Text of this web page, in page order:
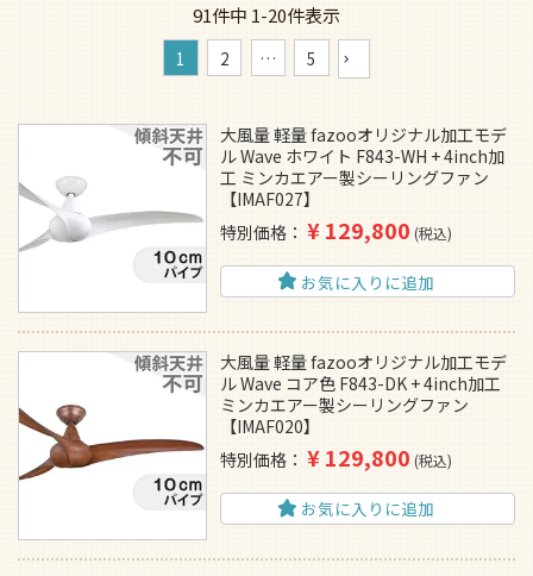
91件中 1-20件表示
1 2 … 5
大風量 軽量 fazooオリジナル加工モデ
ル Wave ホワイト F843-WH + 4inch加
工 ミンカエアー製シーリングファン
【IMAF027】
特別価格
¥129,800 税込
お気に入りに追加
大風量 軽量 fazooオリジナル加工モデ
ル Wave コア色 F843-DK + 4inch加工
ミンカエアー製シーリングファン
【IMAF020】
特別価格
¥129,800 税込
お気に入りに追加